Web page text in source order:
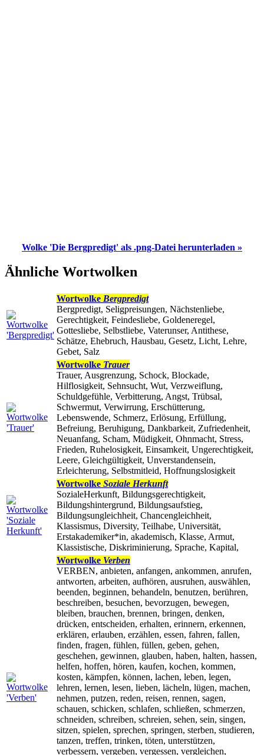
Wolke 'Die Bergpredigt' als .png-Datei herunterladen »
Ähnliche Wortwolken
Wortwolke Bergpredigt
Bergpredigt, Seligpreisungen, Nächstenliebe,
Gerechtigkeit, Feindesliebe, Goldeneregel,
Gottesliebe, Selbstliebe, Vaterunser, Antithese,
Schätze, Ehebruch, Hausbau, Gesetz, Licht, Lehre,
Gebet, Salz
Wortwolke Trauer
Trauer, Ausgrenzung, Schock, Blockade,
Hilflosigkeit, Sehnsucht, Wut, Verzweiflung,
Schuldgefühle, Verbitterung, Angst, Trübsal,
Schwermut, Verwirrung, Erschütterung,
Lebenswende, Schmerz, Erlösung, Erfüllung,
Befreiung, Beruhigung, Dankbarkeit, Zufriedenheit,
Neuanfang, Scham, Müdigkeit, Ohnmacht, Stress,
Frieden, Ruhelosigkeit, Einsamkeit, Ungerechtigkeit,
Leere, Gleichgültigkeit, Unverstandensein,
Erleichterung, Selbstmitleid, Hoffnungslosigkeit
Wortwolke Soziale Herkunft
SozialeHerkunft, Bildungsgerechtigkeit,
Bildungshintergrund, Bildungsaufstieg,
Bildungsungleichheit, Chancengleichheit,
Klassismus, Diversity, Teilhabe, Universität,
Erstakademiker*in, akademisch, Klasse, Armut,
Klassistische, Diskriminierung, Sprache, Kapital,
Wortwolke Verben
VERBEN, anbieten, anfangen, ankommen, anrufen,
antworten, arbeiten, aufhören, ausruhen, auswählen,
beenden, beginnen, behandeln, benutzen, berühren,
beschreiben, besuchen, bevorzugen, bewegen,
bleiben, brauchen, brennen, bringen, denken,
drücken, entscheiden, erhalten, erinnern, erkennen,
erklären, erlauben, erzählen, essen, fahren, fallen,
finden, fragen, fühlen, füllen, geben, gehen,
geschehen, gewinnen, glauben, haben, halten, hassen,
helfen, hoffen, hören, kaufen, kochen, kommen,
kosten, kämpfen, können, lachen, leben, legen,
lehren, lernen, lesen, lieben, lächeln, lügen, machen,
nehmen, putzen, reden, reisen, rennen, sagen,
schauen, schicken, schlafen, schließen, schmerzen,
schneiden, schreiben, schreien, sehen, sein, singen,
sitzen, spielen, sprechen, springen, sterben, studieren,
tanzen, treffen, trinken, töten, unterstützen,
verbessern, vergeben, vergessen, vergleichen,